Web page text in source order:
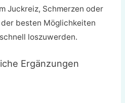
Juckreiz, Schmerzen oder
besten Möglichkeiten
loszuwerden.
Ergänzungen